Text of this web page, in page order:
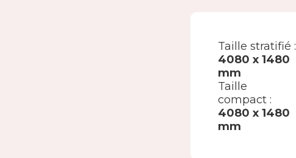
Taille stratifié :
4080 x 1480
mm
Taille
compact :
4080 x 1480
mm